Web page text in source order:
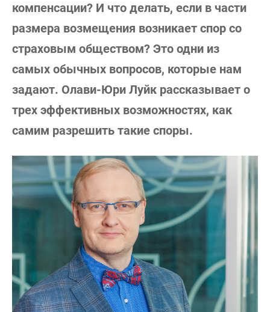
компенсации? И что делать, если в части
размера возмещения возникает спор со
страховым обществом? Это одни из
самых обычных вопросов, которые нам
задают. Олави-Юри Луйк рассказывает о
трех эффективных возможностях, как
самим разрешить такие споры.